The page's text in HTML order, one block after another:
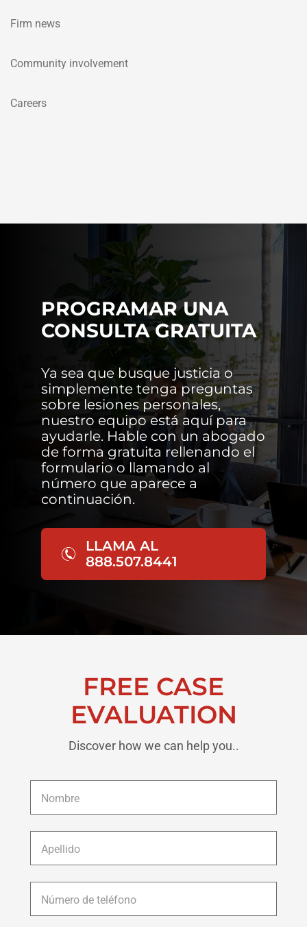
Firm news
Community involvement
Careers
PROGRAMAR UNA
CONSULTA GRATUITA
Ya sea que busque justicia o
simplemente tenga preguntas
sobre lesiones personales,
nuestro equipo está aquí para
ayudarle. Hable con un abogado
de forma gratuita rellenando el
formulario o llamando al
número que aparece a
continuación.
LLAMA AL
888.507.8441
FREE CASE
EVALUATION
Discover how we can help you..
Nombre *
Apellido *
Número
de
teléfono *